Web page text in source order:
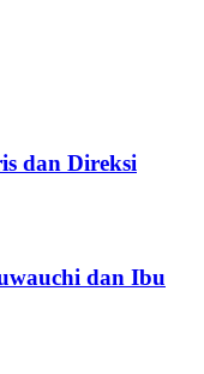
dan Direksi
dan Ibu